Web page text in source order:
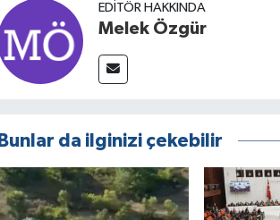
EDITÖR HAKKINDA
Melek Özgür
Bunlar da ilginizi çekebilir